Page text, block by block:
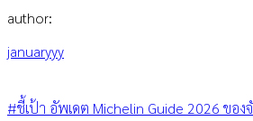
author:
januaryyy
#ชี้เป้า อัพเดต Michelin Guide 2026 ของ